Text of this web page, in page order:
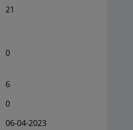
21
0
6
0
‎06-04-2023